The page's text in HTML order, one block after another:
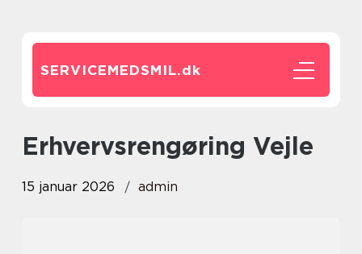
SERVICEMEDSMIL.dk
erhvervsrengøring Vejle
15 januar 2026 admin